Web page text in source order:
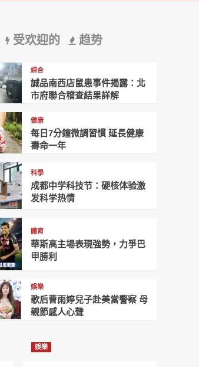
受欢迎的 趋势
綜合
誠品南西店鼠患事件揭露：北
市府聯合稽查結果詳解
健康
每日7分鐘微調習慣 延長健康
壽命一年
科學
成都中学科技节：硬核体验激
发科学热情
體育
華斯高主場表現強勢，力爭巴
甲勝利
娛樂
歌后曹雨婷兒子赴美當警察 母
親節感人心聲
娛樂